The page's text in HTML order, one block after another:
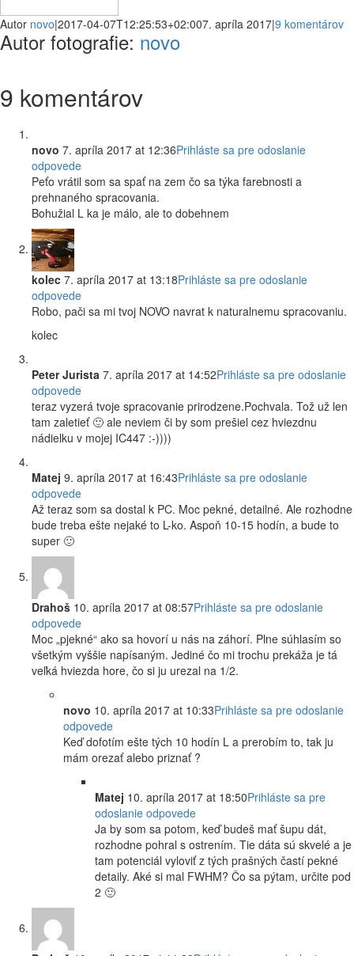
Autor novo|2017-04-07T12:25:53+02:007. apríla 2017|9 komentárov
Autor fotografie: novo
9 komentárov
novo 7. apríla 2017 at 12:36Prihláste sa pre odoslanie
odpovede
Peťo vrátil som sa spať na zem čo sa týka farebnosti a
prehnaného spracovania.
Bohužial L ka je málo, ale to dobehnem
kolec 7. apríla 2017 at 13:18Prihláste sa pre odoslanie
odpovede
Robo, pači sa mi tvoj NOVO navrat k naturalnemu spracovaniu.
kolec
Peter Jurista 7. apríla 2017 at 14:52Prihláste sa pre odoslanie
odpovede
teraz vyzerá tvoje spracovanie prirodzene.Pochvala. Tož už len
tam zaletieť 🙂 ale neviem či by som prešiel cez hviezdnu
nádielku v mojej IC447 :-))))
Matej 9. apríla 2017 at 16:43Prihláste sa pre odoslanie
odpovede
Až teraz som sa dostal k PC. Moc pekné, detailné. Ale rozhodne
bude treba ešte nejaké to L-ko. Aspoň 10-15 hodín, a bude to
super 🙂
Drahoš 10. apríla 2017 at 08:57Prihláste sa pre odoslanie
odpovede
Moc „pjekné“ ako sa hovorí u nás na záhorí. Plne súhlasím so
všetkým vyššie napísaným. Jediné čo mi trochu prekáža je tá
veľká hviezda hore, čo si ju urezal na 1/2.
novo 10. apríla 2017 at 10:33Prihláste sa pre odoslanie
odpovede
Keď dofotím ešte tých 10 hodín L a prerobím to, tak ju
mám orezať alebo priznať ?
Matej 10. apríla 2017 at 18:50Prihláste sa pre
odoslanie odpovede
Ja by som sa potom, keď budeš mať šupu dát,
rozhodne pohral s ostrením. Tie dáta sú skvelé a je
tam potenciál vyloviť z tých prašných častí pekné
detaily. Aké si mal FWHM? Čo sa pýtam, určite pod
2 🙂